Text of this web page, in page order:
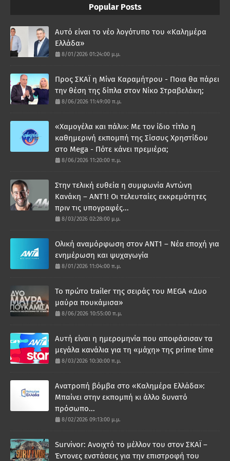
Popular Posts
Αυτό είναι το νέο λογότυπο του «Καλημέρα
Ελλάδα»
8/01/2026 01:24:00 μ.μ.
Προς ΣΚΑΪ η Μίνα Καραμήτρου - Ποια θα πάρει
την θέση της δίπλα στον Νίκο Στραβελάκη;
8/06/2026 11:49:00 π.μ.
«Χαμογέλα και πάλι»: Με τον ίδιο τίτλο η
καθημερινή εκπομπή της Σίσσυς Χρηστίδου
στο Mega - Πότε κάνει πρεμιέρα;
8/06/2026 11:20:00 π.μ.
Στην τελική ευθεία η συμφωνία Αντώνη
Κανάκη – ΑΝΤ1! Οι τελευταίες εκκρεμότητες
πριν τις υπογραφές...
8/03/2026 02:28:00 μ.μ.
Ολική αναμόρφωση στον ΑΝΤ1 – Νέα εποχή για
ενημέρωση και ψυχαγωγία
8/01/2026 11:04:00 π.μ.
Το πρώτο trailer της σειράς του MEGA «Δυο
μαύρα πουκάμισα»
8/06/2026 10:55:00 π.μ.
Αυτή είναι η ημερομηνία που αποφάσισαν τα
μεγάλα κανάλια για τη «μάχη» της prime time
8/03/2026 10:30:00 π.μ.
Ανατροπή βόμβα στο «Καλημέρα Ελλάδα»:
Μπαίνει στην εκπομπή κι άλλο δυνατό
πρόσωπο...
8/02/2026 09:13:00 μ.μ.
Survivor: Ανοιχτό το μέλλον του στον ΣΚΑΪ –
Έντονες ενστάσεις για την επιστροφή του